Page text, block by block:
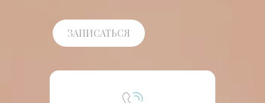
ЗАПИСАТЬСЯ